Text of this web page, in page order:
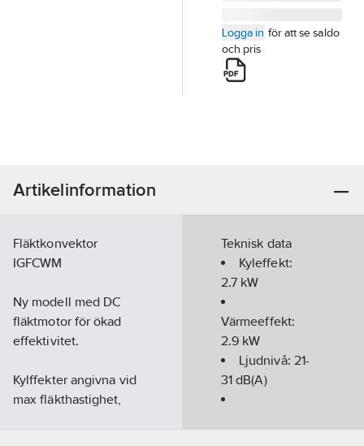
Logga in för att se saldo
och pris
Artikelinformation
Fläktkonvektor
IGFCWM
Ny modell med DC
fläktmotor för ökad
effektivitet.
Kylffekter angivna vid
max fläkthastighet,
Teknisk data
Kyleffekt:
2.7 kW
Värmeeffekt:
2.9 kW
Ljudnivå: 21-
31 dB(A)